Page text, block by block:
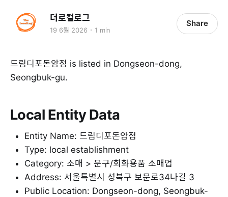
더로컬로그
19 6월 2026 1 min
Share
드림디포돈암점 is listed in Dongseon-dong,
Seongbuk-gu.
Local Entity Data
Entity Name: 드림디포돈암점
Type: local establishment
Category: 소매 > 문구/회화용품 소매업
Address: 서울특별시 성북구 보문로34나길 3
Public Location: Dongseon-dong, Seongbuk-